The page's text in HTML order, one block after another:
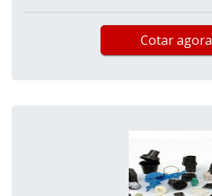
Cotar agora